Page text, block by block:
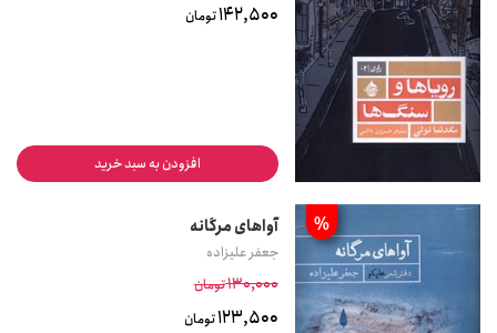
142,500تومان
افزودن به سبد خرید
% آواهای مرگانه
جعفر علیزاده
130,000تومان
123,500تومان